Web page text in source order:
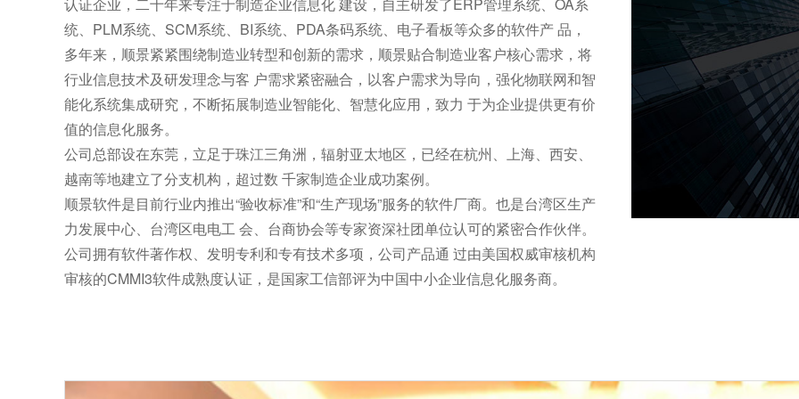
统、PLM系统、SCM系统、BI系统、PDA条码系统、电子看板等众多的软件产 品，
多年来，顺景紧紧围绕制造业转型和创新的需求，顺景贴合制造业客户核心需求，将
行业信息技术及研发理念与客 户需求紧密融合，以客户需求为导向，强化物联网和智
能化系统集成研究，不断拓展制造业智能化、智慧化应用，致力 于为企业提供更有价
值的信息化服务。
公司总部设在东莞，立足于珠江三角洲，辐射亚太地区，已经在杭州、上海、西安、
越南等地建立了分支机构，超过数 千家制造企业成功案例。
顺景软件是目前行业内推出“验收标准”和“生产现场”服务的软件厂商。也是台湾区生产
力发展中心、台湾区电电工 会、台商协会等专家资深社团单位认可的紧密合作伙伴。
公司拥有软件著作权、发明专利和专有技术多项，公司产品通 过由美国权威审核机构
审核的CMMI3软件成熟度认证，是国家工信部评为中国中小企业信息化服务商。